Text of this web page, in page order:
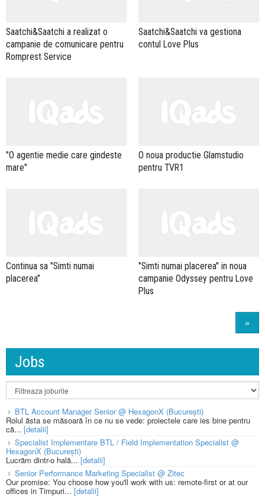
Saatchi&Saatchi a realizat o
campanie de comunicare pentru
Romprest Service
Saatchi&Saatchi va gestiona
contul Love Plus
"O agentie medie care gindeste
mare"
O noua productie Glamstudio
pentru TVR1
Continua sa "Simti numai
placerea"
"Simti numai placerea" in noua
campanie Odyssey pentru Love
Plus
»
Jobs
BTL Account Manager Senior @ HexagonX (București)
Rolul ăsta se măsoară în ce nu se vede: proiectele care ies bine pentru
că... [detalii]
Specialist Implementare BTL / Field Implementation Specialist @
HexagonX (București)
Lucrăm dintr-o hală...[detalii]
Senior Performance Marketing Specialist @ Zitec
Our promise: You choose how you'll work with us: remote-first or at our
offices in Timpuri... [detalii]